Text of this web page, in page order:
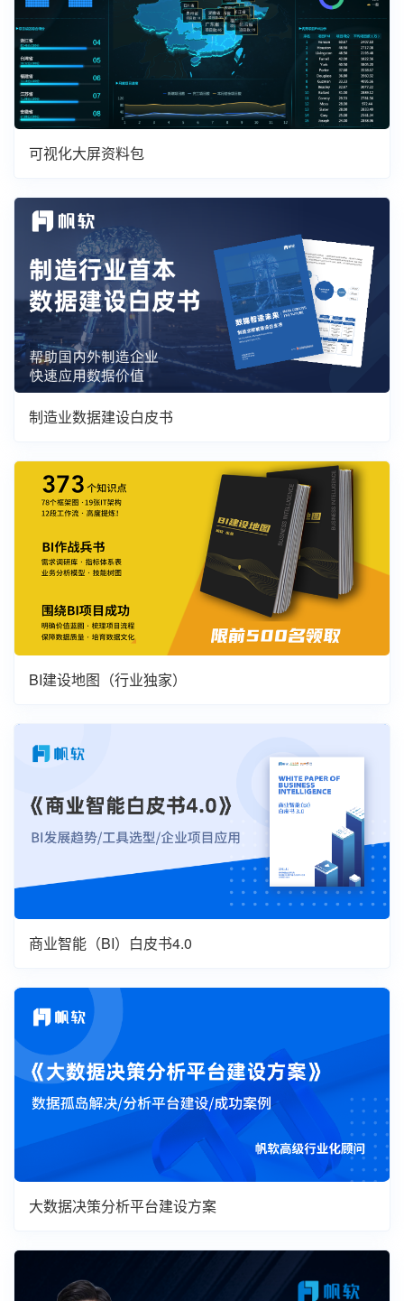
可视化大屏资料包
制造业数据建设白皮书
BI建设地图（行业独家）
商业智能（BI）白皮书4.0
大数据决策分析平台建设方案